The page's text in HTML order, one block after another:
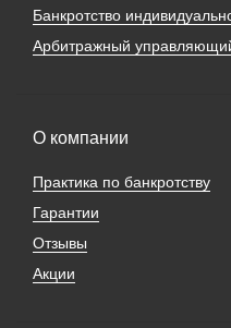
Банкротство
Арбитражный
О компании
Практика по банкротству
Гарантии
Отзывы
Акции